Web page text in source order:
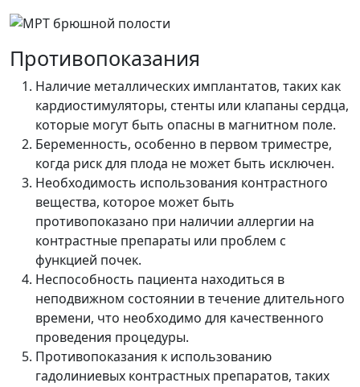
Противопоказания
Наличие металлических имплантатов, таких как
кардиостимуляторы, стенты или клапаны сердца,
которые могут быть опасны в магнитном поле.
Беременность, особенно в первом триместре,
когда риск для плода не может быть исключен.
Необходимость использования контрастного
вещества, которое может быть
противопоказано при наличии аллергии на
контрастные препараты или проблем с
функцией почек.
Неспособность пациента находиться в
неподвижном состоянии в течение длительного
времени, что необходимо для качественного
проведения процедуры.
Противопоказания к использованию
гадолиниевых контрастных препаратов, таких